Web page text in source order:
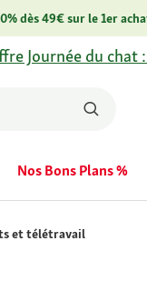
dès 49€ sur le 1er
Journée du
Nos Bons Plans %
et télétravail